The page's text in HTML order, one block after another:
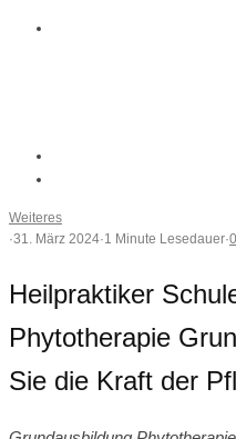
Weiteres
·31. März 2024·1 Minute Lesedauer·0
Heilpraktiker
Phytotherapie
Sie die Kraft der